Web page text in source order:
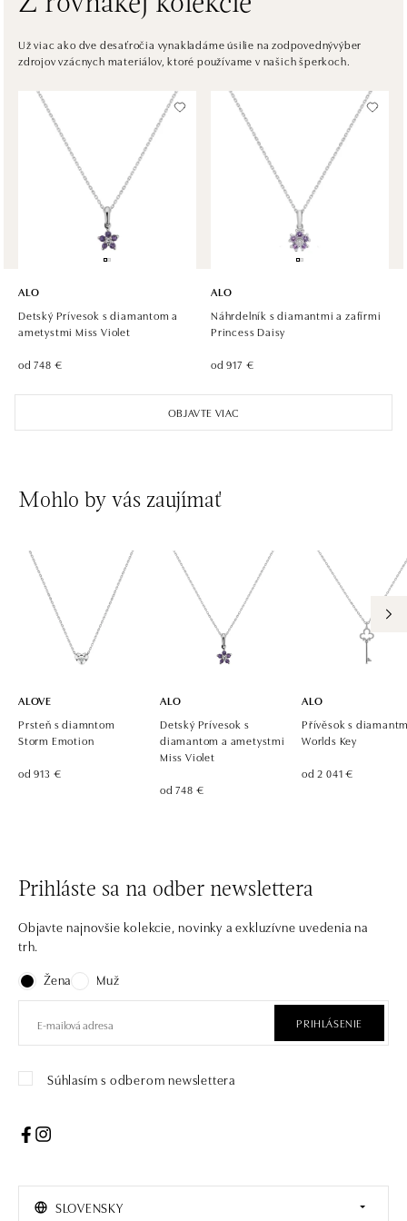
HALADA Česká, Brno
Česká 23, 602 00 Brno
tel.: +420602443261
HALADA OC Avion, Ostrava
Rudná 3114/114, 700 30 Ostrava-Zábřeh
tel.: +420605174749
dnes otvorené do 21:00
Už viac ako dve desaťročia vynakladáme úsilie na zodpovednývýber
zdrojov vzácnych materiálov, ktoré používame v našich šperkoch.
OBJAVTE VIAC
ALO
Detský Prívesok s diamantom a
ametystmi Miss Violet
od 748 €
ALO
Náhrdelník s diamantmi a zafírmi
Princess Daisy
od 917 €
Mohlo by vás zaujímať
ALOVE
Prsteň s diamntom
Storm Emotion
od 913 €
ALO
Detský Prívesok s
diamantom a ametystmi
Miss Violet
od 748 €
ALO
Přívěsok s
Worlds Key
od 2 041 €
Prihláste sa na odber newslettera
Objavte najnovšie kolekcie, novinky a exkluzívne uvedenia na
trh.
Žena
Muž
PRIHLÁSENIE
Súhlasím s odberom newslettera
SLOVENSKY